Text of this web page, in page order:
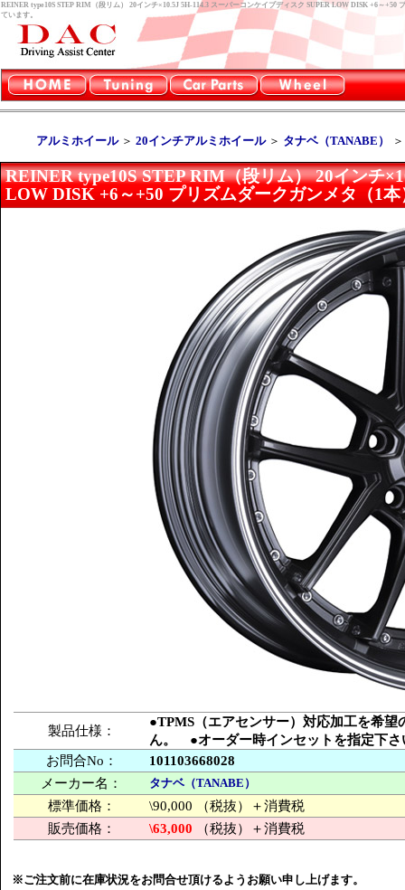
REINER type10S STEP RIM（段リム） 20インチ×10.5J 5H-114.3 スーパーコンケイプディスク SUPER LOW DISK +6～
ています。
アルミホイール＞ 20インチアルミホイール＞ タナベ（TANABE）
REINER type10S STEP RIM（段リム） 20インチ
LOW DISK +6～+50 プリズムダークガンメタ（1本
製品仕様：
●TPMS（エアセンサー）対応加工を希
ん。 ●オーダー時インセットを指定下
お問合No：
101103668028
メーカー名：
タナベ（TANABE）
標準価格：
\90,000 （税抜）＋消費税
販売価格：
\63,000 （税抜）＋消費税
※ご注文前に在庫状況をお問合せ頂けるようお願い申し上げます。